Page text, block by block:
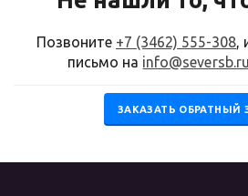
Позвоните +7 (3462) 555-308,
письмо на info@seversb.ru
ЗАКАЗАТЬ ОБРАТНЫЙ